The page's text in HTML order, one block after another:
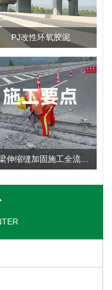
PJ改性环氧胶泥
桥梁伸缩缝加固施工全流程：施工要点深度剖析